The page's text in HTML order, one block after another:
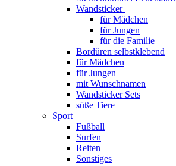
Wandsticker
für Mädchen
für Jungen
für die Familie
Bordüren selbstklebend
für Mädchen
für Jungen
mit Wunschnamen
Wandsticker Sets
süße Tiere
Sport
Fußball
Surfen
Reiten
Sonstiges